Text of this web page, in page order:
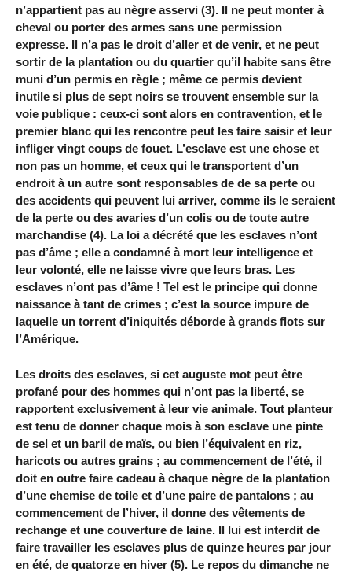
n’appartient pas au nègre asservi (3). Il ne peut monter à
cheval ou porter des armes sans une permission
expresse. Il n’a pas le droit d’aller et de venir, et ne peut
sortir de la plantation ou du quartier qu’il habite sans être
muni d’un permis en règle ; même ce permis devient
inutile si plus de sept noirs se trouvent ensemble sur la
voie publique : ceux-ci sont alors en contravention, et le
premier blanc qui les rencontre peut les faire saisir et leur
infliger vingt coups de fouet. L’esclave est une chose et
non pas un homme, et ceux qui le transportent d’un
endroit à un autre sont responsables de de sa perte ou
des accidents qui peuvent lui arriver, comme ils le seraient
de la perte ou des avaries d’un colis ou de toute autre
marchandise (4). La loi a décrété que les esclaves n’ont
pas d’âme ; elle a condamné à mort leur intelligence et
leur volonté, elle ne laisse vivre que leurs bras. Les
esclaves n’ont pas d’âme ! Tel est le principe qui donne
naissance à tant de crimes ; c’est la source impure de
laquelle un torrent d’iniquités déborde à grands flots sur
l’Amérique.
Les droits des esclaves, si cet auguste mot peut être
profané pour des hommes qui n’ont pas la liberté, se
rapportent exclusivement à leur vie animale. Tout planteur
est tenu de donner chaque mois à son esclave une pinte
de sel et un baril de maïs, ou bien l’équivalent en riz,
haricots ou autres grains ; au commencement de l’été, il
doit en outre faire cadeau à chaque nègre de la plantation
d’une chemise de toile et d’une paire de pantalons ; au
commencement de l’hiver, il donne des vêtements de
rechange et une couverture de laine. Il lui est interdit de
faire travailler les esclaves plus de quinze heures par jour
en été, de quatorze en hiver (5). Le repos du dimanche ne